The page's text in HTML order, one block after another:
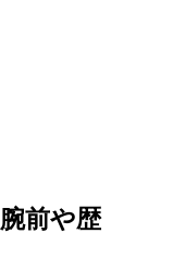
前や歴